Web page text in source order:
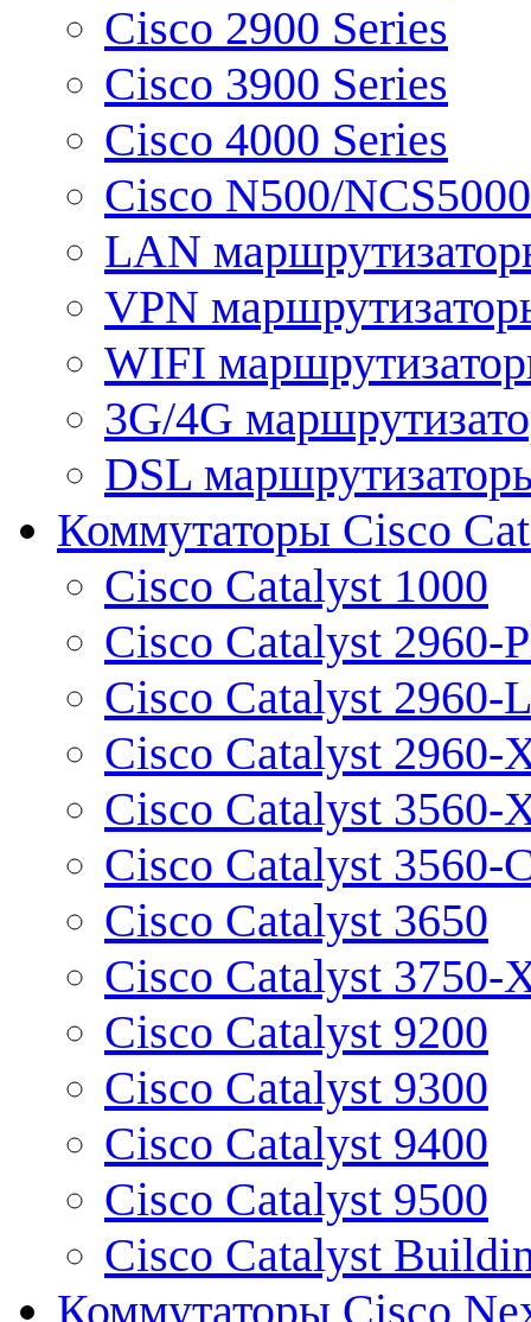
Cisco 2900 Series
Cisco 3900 Series
Cisco 4000 Series
Cisco N500/
LAN
VPN
WIFI
3G/4G
DSL
Коммутаторы Cisco
Cisco Catalyst 1000
Cisco Catalyst 2960-
Cisco Catalyst 2960-L
Cisco Catalyst 2960-
Cisco Catalyst 3560-
Cisco Catalyst 3560-
Cisco Catalyst 3650
Cisco Catalyst 3750-
Cisco Catalyst 9200
Cisco Catalyst 9300
Cisco Catalyst 9400
Cisco Catalyst 9500
Cisco Catalyst
Коммутаторы Cisco